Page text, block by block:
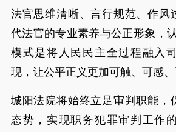
法官思维清晰、言行规范、作风
代法官的专业素养与公正形象，
模式是将人民民主全过程融入
现，让公平正义更加可触、可感、
城阳法院将始终立足审判职能，
态势，实现职务犯罪审判工作